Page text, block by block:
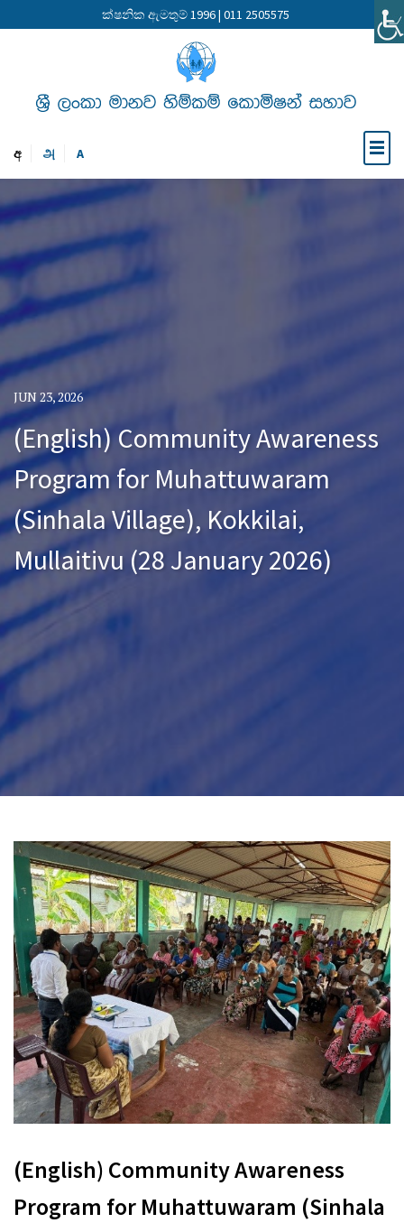
ක්ෂනික ඇමතුම් 1996 | 011 2505575
අ அ A
JUN 23, 2026
(English) Community Awareness
Program for Muhattuwaram
(Sinhala Village), Kokkilai,
Mullaitivu (28 January 2026)
(English) Community Awareness
Program for Muhattuwaram (Sinhala